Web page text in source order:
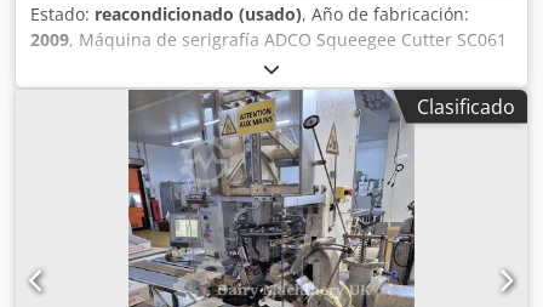
Estado: reacondicionado (usado), Año de fabricación:
2009, Máquina de serigrafía ADCO Squeegee Cutter SC061
(2009). Sartech es una empresa especializada en
soluciones para serigrafía, automatización y robótica, y en
la fabricación de túneles UV (electrónicos) o de aire
caliente. Dcodpfxoxk T Hps Abyjk
Clasificado